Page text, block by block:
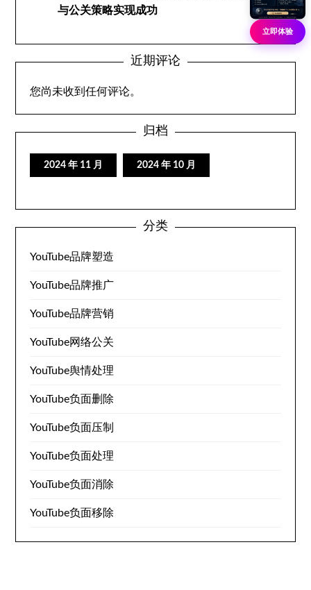
与公关策略实现成功
近期评论
您尚未收到任何评论。
归档
2024 年 11 月 2024 年 10 月
分类
YouTube品牌塑造
YouTube品牌推广
YouTube品牌营销
YouTube网络公关
YouTube舆情处理
YouTube负面删除
YouTube负面压制
YouTube负面处理
YouTube负面消除
YouTube负面移除
立即体验